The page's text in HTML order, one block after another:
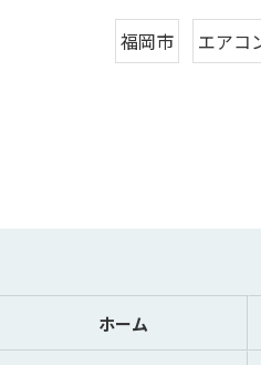
福岡市 エアコ
ホーム